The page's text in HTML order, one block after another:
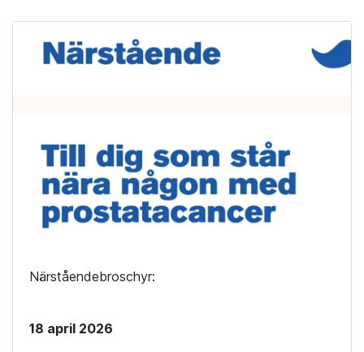
Närståendebroschyr:
18 april 2026